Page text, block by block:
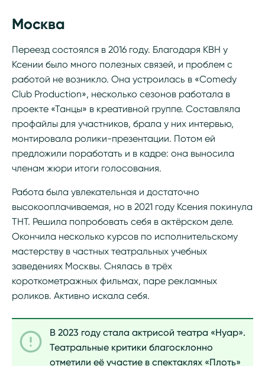
Москва
Переезд состоялся в 2016 году. Благодаря КВН у
Ксении было много полезных связей, и проблем с
работой не возникло. Она устроилась в «Comedy
Club Production», несколько сезонов работала в
проекте «Танцы» в креативной группе. Составляла
профайлы для участников, брала у них интервью,
монтировала ролики-презентации. Потом ей
предложили поработать и в кадре: она выносила
членам жюри итоги голосования.
Работа была увлекательная и достаточно
высокооплачиваемая, но в 2021 году Ксения покинула
ТНТ. Решила попробовать себя в актёрском деле.
Окончила несколько курсов по исполнительскому
мастерству в частных театральных учебных
заведениях Москвы. Снялась в трёх
короткометражных фильмах, паре рекламных
роликов. Активно искала себя.
В 2023 году стала актрисой театра «Нуар».
Театральные критики благосклонно
отметили её участие в спектаклях «Плоть»